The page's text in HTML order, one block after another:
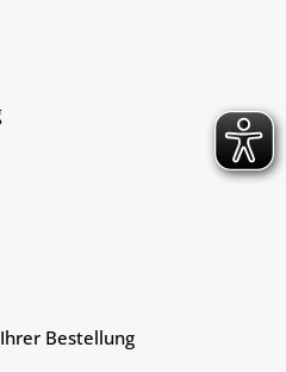
Bestellung